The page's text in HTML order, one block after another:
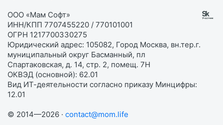
ООО «Мам Софт»
ИНН/КПП 7707455220 / 770101001
ОГРН 1217700330275
Юридический адрес: 105082, Город Москва, вн.тер.г.
муниципальный округ Басманный, пл
Спартаковская, д. 14, стр. 2, помещ. 7Н
ОКВЭД (основной): 62.01
Вид ИТ-деятельности согласно приказу Минцифры:
12.01
© 2014—2026 · contact@mom.life